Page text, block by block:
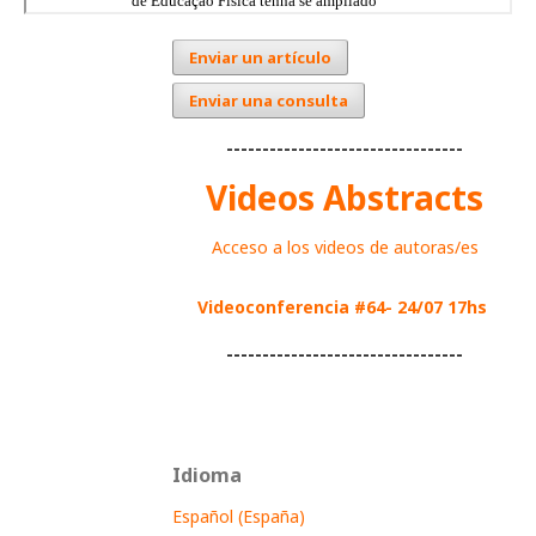
Enviar un artículo
Enviar una consulta
---------------------------------
Videos Abstracts
Acceso a los videos de autoras/es
Videoconferencia #64- 24/07 17hs
---------------------------------
Idioma
Español (España)